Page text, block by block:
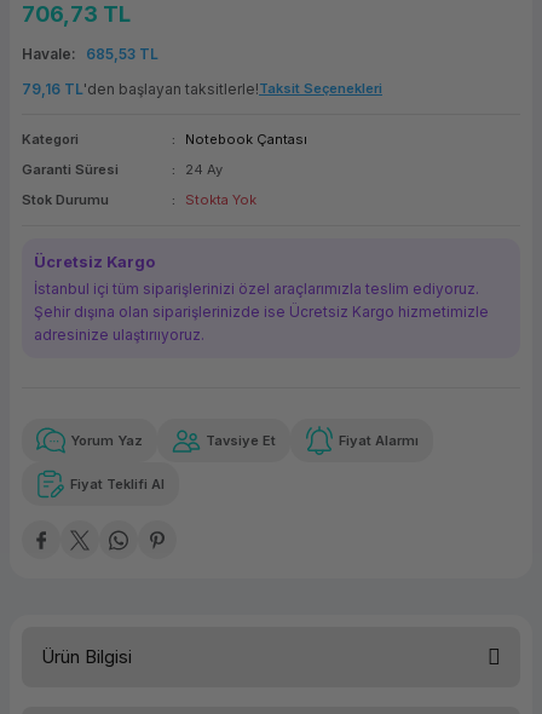
Panel PC
(Firewall)
Bileşenleri
Makinesi
Makinesi
Yedekleme
706,73 TL
Havale
685,53 TL
79,16 TL'den başlayan taksitlerle!Taksit Seçenekleri
Kategori
Notebook Çantası
Garanti Süresi
24 Ay
Stok Durumu
Stokta Yok
Ücretsiz Kargo
İstanbul içi tüm siparişlerinizi özel araçlarımızla teslim ediyoruz.
Şehir dışına olan siparişlerinizde ise Ücretsiz Kargo hizmetimizle
adresinize ulaştırııyoruz.
Güvenilir Alışveriş
Kolay iade imkanı
79,16 TL
Yorum Yaz Tavsiye Et Fiyat Alarmı
Fiyat Teklifi Al
Ürün Bilgisi